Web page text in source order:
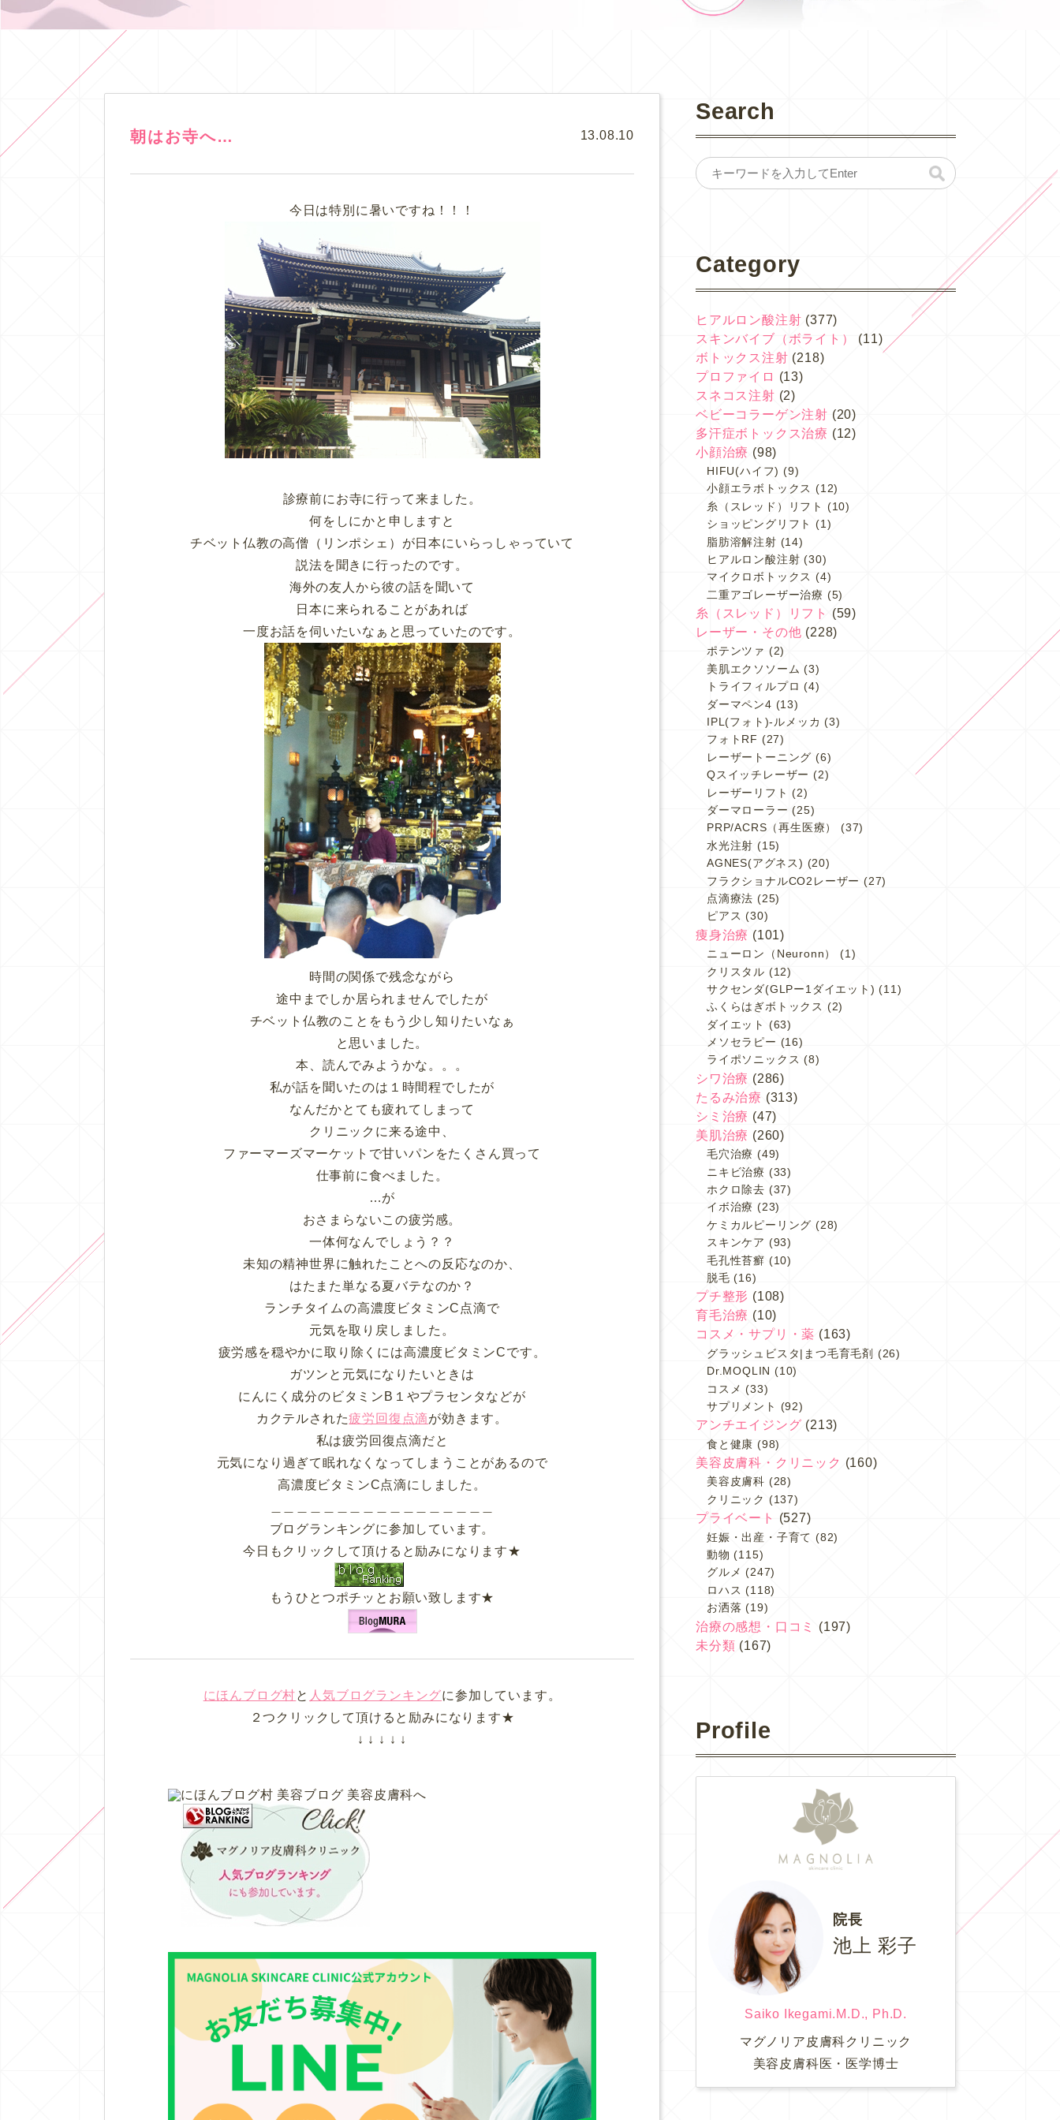
朝はお寺へ… 13.08.10
今日は特別に暑いですね！！！
診療前にお寺に行って来ました。
何をしにかと申しますと
チベット仏教の高僧（リンポシェ）が日本にいらっしゃっていて
説法を聞きに行ったのです。
海外の友人から彼の話を聞いて
日本に来られることがあれば
一度お話を伺いたいなぁと思っていたのです。
時間の関係で残念ながら
途中までしか居られませんでしたが
チベット仏教のことをもう少し知りたいなぁ
と思いました。
本、読んでみようかな。。。
私が話を聞いたのは１時間程でしたが
なんだかとても疲れてしまって
クリニックに来る途中、
ファーマーズマーケットで甘いパンをたくさん買って
仕事前に食べました。
…が
おさまらないこの疲労感。
一体何なんでしょう？？
未知の精神世界に触れたことへの反応なのか、
はたまた単なる夏バテなのか？
ランチタイムの高濃度ビタミンC点滴で
元気を取り戻しました。
疲労感を穏やかに取り除くには高濃度ビタミンCです。
ガツンと元気になりたいときは
にんにく成分のビタミンB１やプラセンタなどが
カクテルされた疲労回復点滴が効きます。
私は疲労回復点滴だと
元気になり過ぎて眠れなくなってしまうことがあるので
高濃度ビタミンC点滴にしました。
ブログランキングに参加しています。
今日もクリックして頂けると励みになります★
もうひとつポチッとお願い致します★
にほんブログ村と 人気ブログランキングに参加しています。
２つクリックして頂けると励みになります★
↓ ↓ ↓ ↓ ↓
Search
Category
ヒアルロン酸注射 (377)
スキンバイブ（ボライト）
(11)
ボトックス注射 (218)
プロファイロ (13)
スネコス注射 (2)
ベビーコラーゲン注射 (20)
多汗症ボトックス治療 (12)
小顔治療 (98)
HIFU(ハイフ) (9)
小顔エラボトックス (12)
糸（スレッド）リフト
(10)
ショッピングリフト
(1)
脂肪溶解注射 (14)
ヒアルロン酸注射 (30)
マイクロボトックス (4)
二重アゴレーザー治療 (5)
糸（スレッド）リフト
(59)
レーザー・その他 (228)
ポテンツァ (2)
美肌エクソソーム (3)
トライフィルプロ (4)
ダーマペン4 (13)
IPL(フォト)-ルメッカ (3)
フォトRF (27)
レーザートーニング (6)
Qスイッチレーザー (2)
レーザーリフト (2)
ダーマローラー (25)
PRP/ACRS（再生医療）
(37)
水光注射 (15)
AGNES(アグネス) (20)
フラクショナルCO2レーザー (27)
点滴療法 (25)
ピアス (30)
痩身治療 (101)
ニューロン（Neuronn）
(1)
クリスタル (12)
サクセンダ(GLPー1ダイエット) (11)
ふくらはぎボトックス (2)
ダイエット (63)
メソセラピー (16)
ライポソニックス (8)
シワ治療 (286)
たるみ治療 (313)
シミ治療 (47)
美肌治療 (260)
毛穴治療 (49)
ニキビ治療 (33)
ホクロ除去 (37)
イボ治療 (23)
ケミカルピーリング (28)
スキンケア (93)
毛孔性苔癬 (10)
脱毛 (16)
プチ整形 (108)
育毛治療 (10)
コスメ・サプリ・薬 (163)
グラッシュビスタ|まつ毛育毛剤
(26)
Dr.MOQLIN (10)
コスメ (33)
サプリメント
(92)
アンチエイジング (213)
食と健康 (98)
美容皮膚科・クリニック (160)
美容皮膚科 (28)
クリニック (137)
プライベート (527)
妊娠・出産・子育て (82)
動物 (115)
グルメ (247)
ロハス (118)
お洒落 (19)
治療の感想・口コミ
(197)
未分類 (167)
Profile
院長
池上 彩子
Saiko Ikegami.M.D., Ph.D.
マグノリア皮膚科クリニック
美容皮膚科医・医学博士